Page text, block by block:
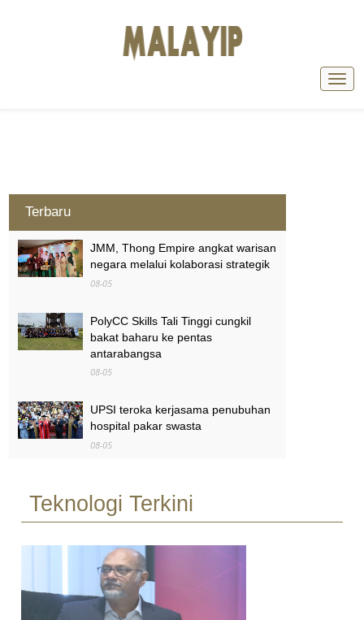
Terbaru
JMM, Thong Empire angkat warisan
negara melalui kolaborasi strategik
08-05
PolyCC Skills Tali Tinggi cungkil
bakat baharu ke pentas
antarabangsa
08-05
UPSI teroka kerjasama penubuhan
hospital pakar swasta
08-05
berkesan, hadapi cabaran
perubahan iklim.
Teknologi Terkini